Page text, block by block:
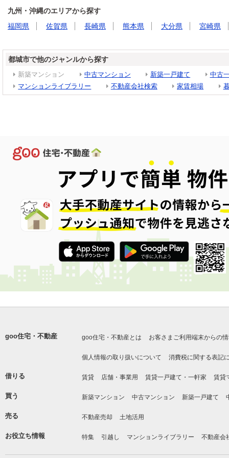
九州・沖縄のエリアから探す
福岡県
佐賀県 長崎県 熊本県 大分県 宮崎県
都城市で他のジャンルから探す
新築マンション 中古マンション 新築一戸建て
中古
マンションライブラリー
不動産会社検索 家賃相場
goo住宅・不動産 goo住宅・不動産とは お客さまご利用端末からの
個人情報の取り扱いについて 消費税に関する表記
借りる 賃貸 店舗・事業用 賃貸一戸建て・一軒家 賃貸
買う 新築マンション 中古マンション 新築一戸建て
売る 不動産売却 土地活用
お役立ち情報 特集 引越し マンションライブラリー 不動産会